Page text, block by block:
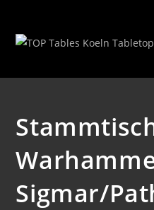
springen
of Sigmar/Path to
Sigmar/